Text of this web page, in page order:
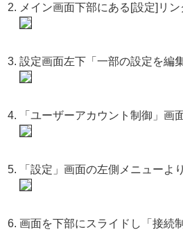
メイン画面下部にある[設定]リン
設定画面左下「一部の設定を編
「ユーザーアカウント制御」画
「設定」画面の左側メニューよ
画面を下部にスライドし「接続